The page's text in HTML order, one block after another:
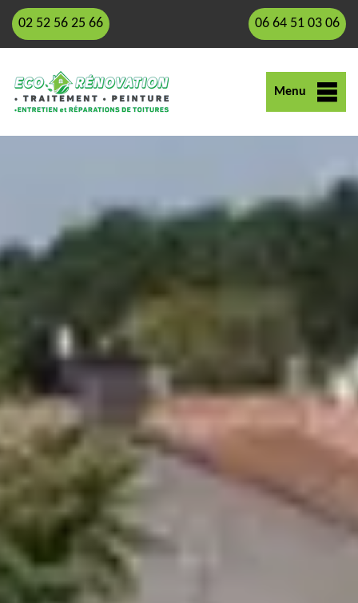
02 52 56 25 66 06 64 51 03 06
Menu